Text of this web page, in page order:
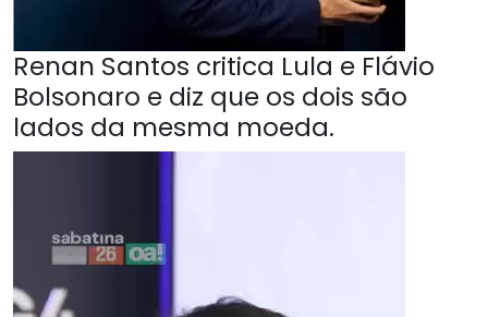
Renan Santos critica Lula e Flávio
Bolsonaro e diz que os dois são
lados da mesma moeda.